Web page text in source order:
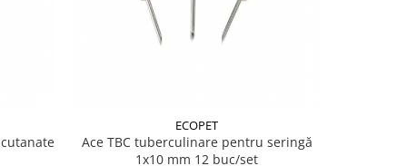
ECOPET
Ace TBC tuberculinare pentru seringă
1x10 mm 12 buc/set